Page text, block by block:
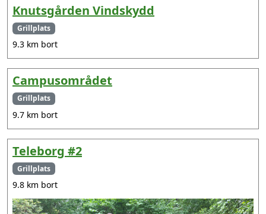
Knutsgården Vindskydd
Grillplats
9.3 km bort
Campusområdet
Grillplats
9.7 km bort
Teleborg #2
Grillplats
9.8 km bort